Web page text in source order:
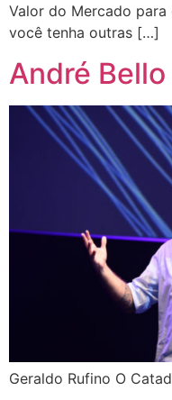
Valor do Mercado para
você tenha outras […]
André Bello
Geraldo Rufino O